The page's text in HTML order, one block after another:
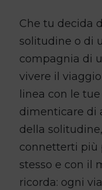
Che tu decida
solitudine o di
compagnia di
vivere il
linea con le
dimenticare di
della
connetterti più
stesso e con il
ricorda: ogni